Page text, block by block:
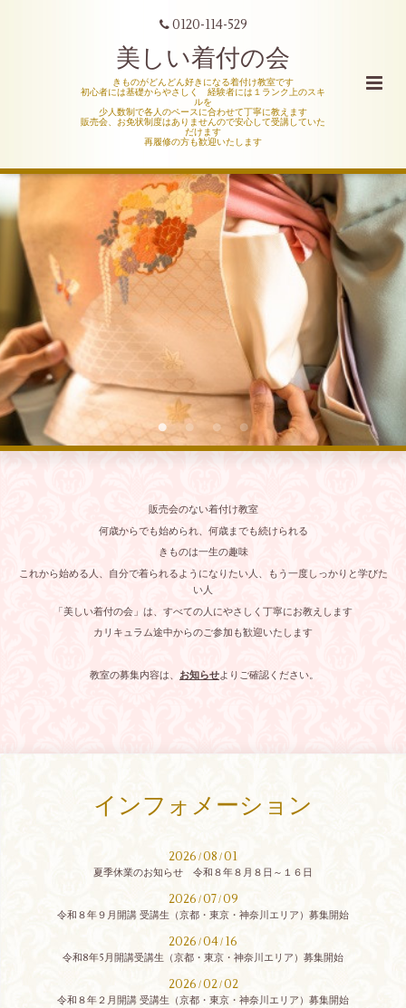
0120-114-529
美しい着付の会
きものがどんどん好きになる着付け教室です
初心者には基礎からやさしく 経験者には１ランク上のスキ
ルを
少人数制で各人のペースに合わせて丁寧に教えます
販売会、お免状制度はありませんので安心して受講していた
だけます
再履修の方も歓迎いたします
販売会のない着付け教室
何歳からでも始められ、何歳までも続けられる
きものは一生の趣味
これから始める人、自分で着られるようになりたい人、もう一度しっかりと学びた
い人
「美しい着付の会」は、すべての人にやさしく丁寧にお教えします
カリキュラム途中からのご参加も歓迎いたします
教室の募集内容は、 お知らせよりご確認ください。
インフォメーション
2026 /08 /01
夏季休業のお知らせ 令和８年８月８日～１６日
2026 /07/09
令和８年９月開講 受講生（京都・東京・神奈川エリア）募集開始
2026 /04/ 16
令和8年5月開講受講生（京都・東京・神奈川エリア）募集開始
2026 /02/02
令和８年２月開講 受講生（京都・東京・神奈川エリア）募集開始